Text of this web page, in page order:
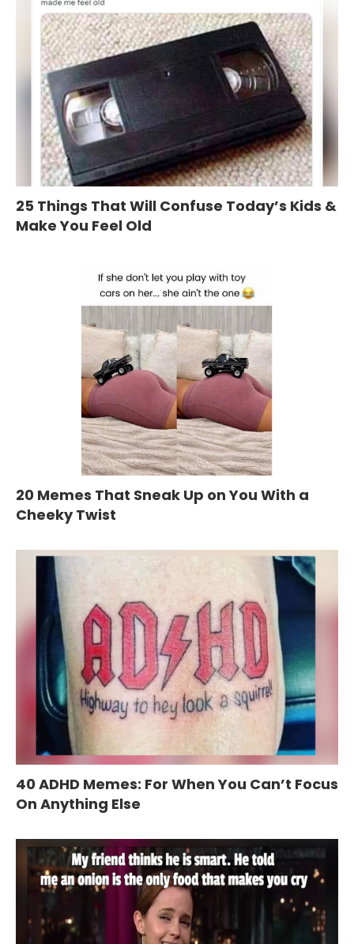
25 Things That Will Confuse Today’s Kids &
Make You Feel Old
20 Memes That Sneak Up on You With a
Cheeky Twist
40 ADHD Memes: For When You Can’t Focus
On Anything Else